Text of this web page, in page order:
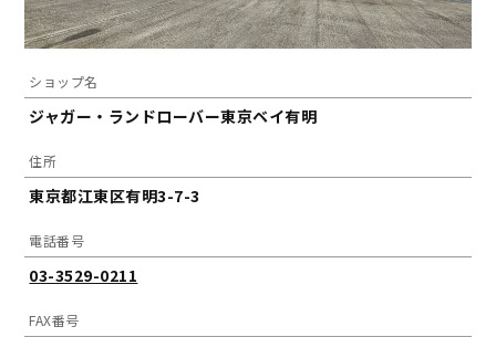
ショップ名
ジャガー・ランドローバー東京ベイ有明
住所
東京都江東区有明3-7-3
電話番号
03-3529-0211
FAX番号